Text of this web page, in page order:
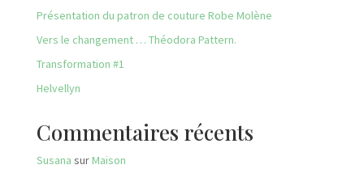
Présentation du patron de couture Robe Molène
Vers le changement … Théodora Pattern.
Transformation #1
Helvellyn
Commentaires récents
Susana surMaison